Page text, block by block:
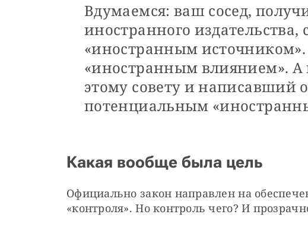
Вдумаемся: ваш сосед,
иностранного издательства,
«иностранным источником».
«иностранным влиянием».
этому совету и написавший
потенциальным
Какая вообще была цель
Официально закон направлен на
«контроля». Но контроль чего? И